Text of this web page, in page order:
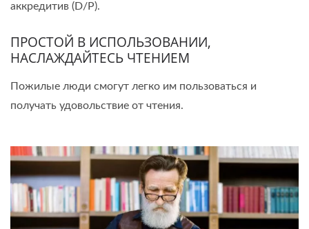
аккредитив (D/P).
ПРОСТОЙ В ИСПОЛЬЗОВАНИИ,
НАСЛАЖДАЙТЕСЬ ЧТЕНИЕМ
Пожилые люди смогут легко им пользоваться и
получать удовольствие от чтения.